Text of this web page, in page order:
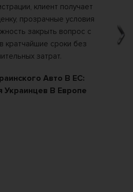
Авто В ЕС:
В Европе